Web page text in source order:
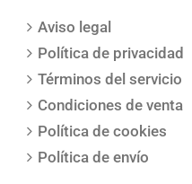
Aviso legal
Política de privacidad
Términos del servicio
Condiciones de venta
Política de cookies
Política de envío